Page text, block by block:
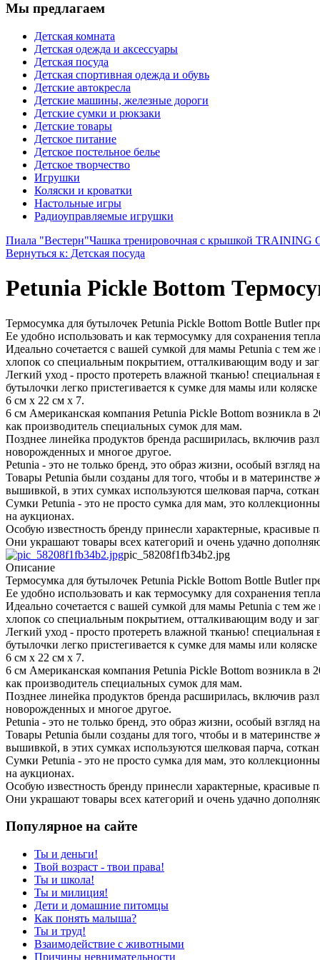
Мы предлагаем
Детская комната
Детская одежда и аксессуары
Детская посуда
Детская спортивная одежда и обувь
Детские автокресла
Детские машины, железные дороги
Детские сумки и рюкзаки
Детские товары
Детское питание
Детское постельное белье
Детское творчество
Игрушки
Коляски и кроватки
Настольные игры
Радиоуправляемые игрушки
Пиала "Вестерн"Чашка тренировочная с крышкой TRAINING
Вернуться к: Детская посуда
Petunia Pickle Bottom
Термосумка для бутылочек Petunia Pickle Bottom Bottle Butler
Ее удобно использовать и как термосумку для сохранения
Идеально сочетается с вашей сумкой для мамы Petunia с тем
хлопок со специальным покрытием, отталкивающим воду и
Легкий уход - просто протереть влажной тканью!
бутылочки легко пристегивается к сумке для мамы или
6 см х 22 см х 7.
6 см Американская компания Petunia Pickle Bottom возникла в
как производитель специальных сумок для мам.
Позднее линейка продуктов бренда расширилась, включив
новорожденных и многое другое.
Petunia - это не только бренд, это образ жизни, особый взгляд
Товары Petunia были созданы для того, чтобы и в
вышивкой, в этих сумках используются шелковая парча,
Сумки Petunia - это не просто сумка для мам, это
на аукционах.
Особую известность бренду принесли характерные, красивые
Они украшают товары всех категорий и очень удачно
pic_58208f1fb34b2.jpg
Описание
Термосумка для бутылочек Petunia Pickle Bottom Bottle Butler
Ее удобно использовать и как термосумку для сохранения
Идеально сочетается с вашей сумкой для мамы Petunia с тем
хлопок со специальным покрытием, отталкивающим воду и
Легкий уход - просто протереть влажной тканью!
бутылочки легко пристегивается к сумке для мамы или
6 см х 22 см х 7.
6 см Американская компания Petunia Pickle Bottom возникла в
как производитель специальных сумок для мам.
Позднее линейка продуктов бренда расширилась, включив
новорожденных и многое другое.
Petunia - это не только бренд, это образ жизни, особый взгляд
Товары Petunia были созданы для того, чтобы и в
вышивкой, в этих сумках используются шелковая парча,
Сумки Petunia - это не просто сумка для мам, это
на аукционах.
Особую известность бренду принесли характерные, красивые
Они украшают товары всех категорий и очень удачно
Популярное на сайте
Ты и деньги!
Твой возраст - твои права!
Ты и школа!
Ты и милиция!
Дети и домашние питомцы
Как понять малыша?
Ты и труд!
Взаимодействие с животными
Причины невнимательности